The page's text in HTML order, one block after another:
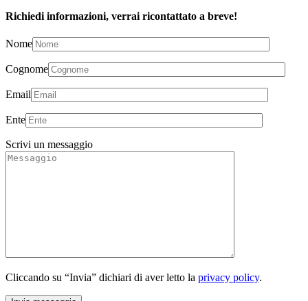
Richiedi informazioni, verrai ricontattato a breve!
Nome
Cognome
Email
Ente
Scrivi un messaggio
Cliccando su “Invia” dichiari di aver letto la privacy policy.